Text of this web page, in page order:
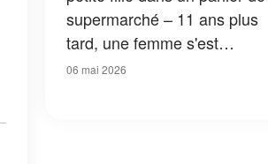
supermarché – 11 ans plus
tard, une femme s'est
présentée en affirmant être sa
06 mai 2026